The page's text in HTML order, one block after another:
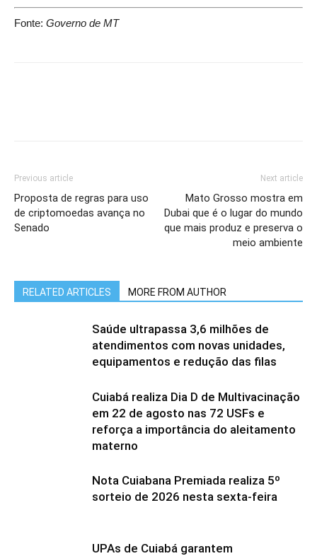
Fonte: Governo de MT
Previous article
Proposta de regras para uso
de criptomoedas avança no
Senado
Next article
Mato Grosso mostra em
Dubai que é o lugar do mundo
que mais produz e preserva o
meio ambiente
RELATED ARTICLES MORE FROM AUTHOR
Saúde ultrapassa 3,6 milhões de
atendimentos com novas unidades,
equipamentos e redução das filas
Cuiabá realiza Dia D de Multivacinação
em 22 de agosto nas 72 USFs e
reforça a importância do aleitamento
materno
Nota Cuiabana Premiada realiza 5º
sorteio de 2026 nesta sexta-feira
UPAs de Cuiabá garantem